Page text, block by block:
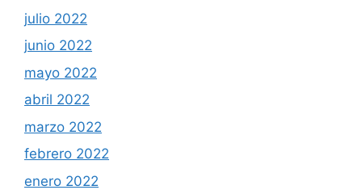
julio 2022
junio 2022
mayo 2022
abril 2022
marzo 2022
febrero 2022
enero 2022